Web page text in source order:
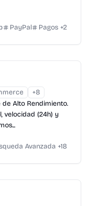
PayPal Pagos +2
+8
Alto Rendimiento.
velocidad (24h) y
Avanzada +18